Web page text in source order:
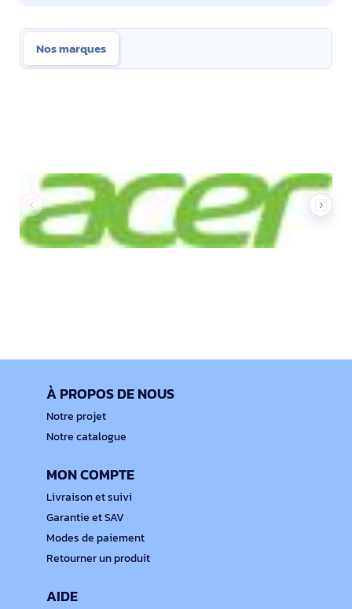
Nos marques
À PROPOS DE NOUS
Notre projet
Notre catalogue
MON COMPTE
Livraison et suivi
Garantie et SAV
Modes de paiement
Retourner un produit
AIDE